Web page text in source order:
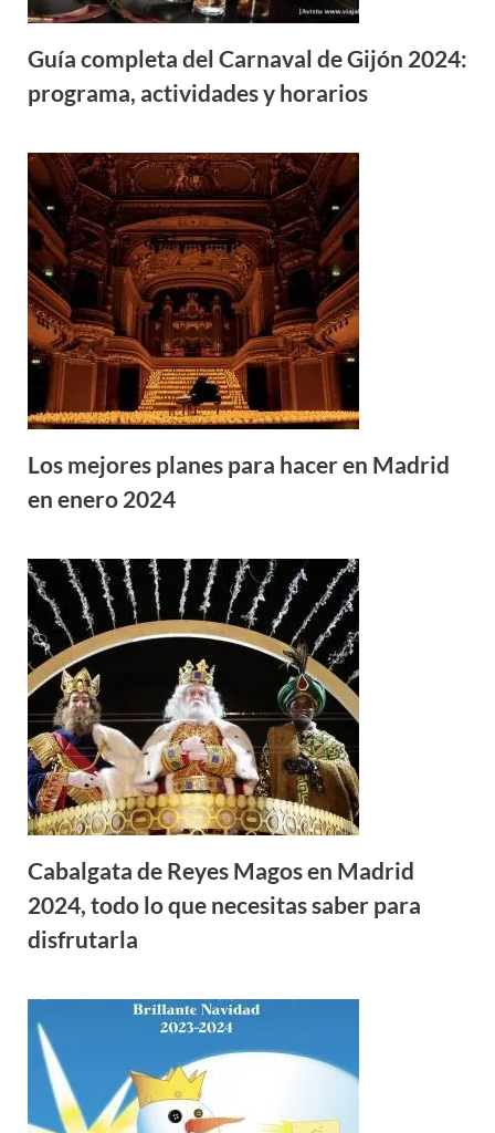
Guía completa del Carnaval de Gijón 2024:
programa, actividades y horarios
Los mejores planes para hacer en Madrid
en enero 2024
Cabalgata de Reyes Magos en Madrid
2024, todo lo que necesitas saber para
disfrutarla